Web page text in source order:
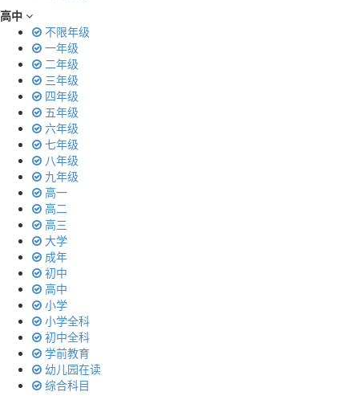
高中
不限年级
一年级
二年级
三年级
四年级
五年级
六年级
七年级
八年级
九年级
高一
高二
高三
大学
成年
初中
高中
小学
小学全科
初中全科
学前教育
幼儿园在读
综合科目